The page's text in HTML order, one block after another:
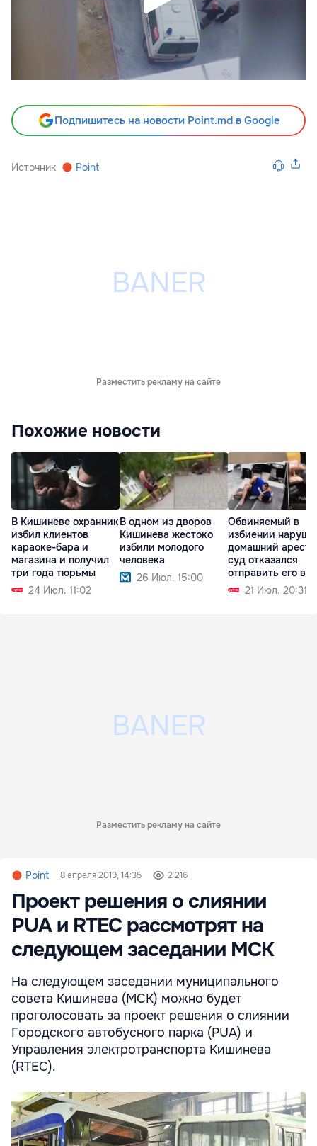
Подпишитесь на новости Point.md в Google
Источник Point
Разместить рекламу на сайте
Похожие новости
В Кишиневе охранник
избил клиентов
караоке-бара и
магазина и получил
три года тюрьмы
24 Июл. 11:02
В одном из дворов
Кишинева жестоко
избили молодого
человека
26 Июл. 15:00
Обвиняемый в
избиении
домашний арест,
суд отказался
отправить его в
СИЗО21 Июл. 20:31
Разместить рекламу на сайте
Point 8 апреля 2019, 14:35 2 216
Проект решения о слиянии
PUA и RTEC рассмотрят на
следующем заседании МСК
На следующем заседании муниципального
совета Кишинева (МСК) можно будет
проголосовать за проект решения о слиянии
Городского автобусного парка (PUA) и
Управления электротранспорта Кишинева
(RTEC).